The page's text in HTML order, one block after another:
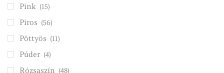
Pink (15)
Piros (56)
Pöttyös (11)
Púder (4)
Rózsaszín (48)